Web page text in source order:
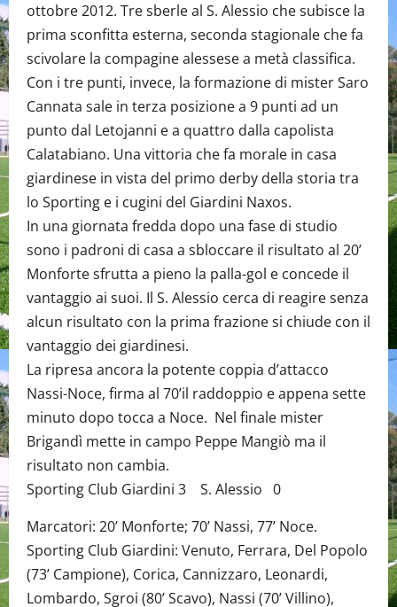
ottobre 2012. Tre sberle al S. Alessio che subisce la
prima sconfitta esterna, seconda stagionale che fa
scivolare la compagine alessese a metà classifica.
Con i tre punti, invece, la formazione di mister Saro
Cannata sale in terza posizione a 9 punti ad un
punto dal Letojanni e a quattro dalla capolista
Calatabiano. Una vittoria che fa morale in casa
giardinese in vista del primo derby della storia tra
lo Sporting e i cugini del Giardini Naxos.
In una giornata fredda dopo una fase di studio
sono i padroni di casa a sbloccare il risultato al 20’
Monforte sfrutta a pieno la palla-gol e concede il
vantaggio ai suoi. Il S. Alessio cerca di reagire senza
alcun risultato con la prima frazione si chiude con il
vantaggio dei giardinesi.
La ripresa ancora la potente coppia d’attacco
Nassi-Noce, firma al 70’il raddoppio e appena sette
minuto dopo tocca a Noce. Nel finale mister
Brigandì mette in campo Peppe Mangiò ma il
risultato non cambia.
Sporting Club Giardini 3 S. Alessio 0
Marcatori: 20’ Monforte; 70’ Nassi, 77’ Noce.
Sporting Club Giardini: Venuto, Ferrara, Del Popolo
(73’ Campione), Corica, Cannizzaro, Leonardi,
Lombardo, Sgroi (80’ Scavo), Nassi (70’ Villino),